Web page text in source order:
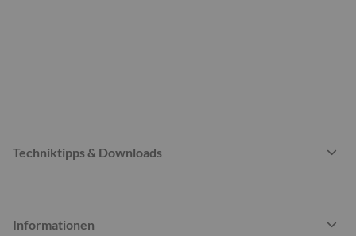
Techniktipps & Downloads
Informationen